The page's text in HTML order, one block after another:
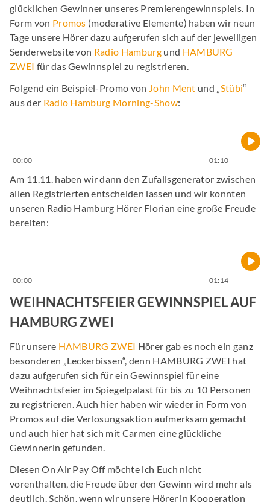
glücklichen Gewinner unseres Premierengewinnspiels. In
Form von Promos (moderative Elemente) haben wir neun
Tage unsere Hörer dazu aufgerufen sich auf der jeweiligen
Senderwebsite von Radio Hamburgund HAMBURG
ZWEI für das Gewinnspiel zu registrieren.
Folgend ein Beispiel-Promo von John Ment und „Stübi“
aus der Radio Hamburg Morning-Show:
00:00 01:10
Am 11.11. haben wir dann den Zufallsgenerator zwischen
allen Registrierten entscheiden lassen und wir konnten
unseren Radio Hamburg Hörer Florian eine große Freude
bereiten:
00:00 01:14
WEIHNACHTSFEIER GEWINNSPIEL AUF
HAMBURG ZWEI
Für unsere HAMBURG ZWEI Hörer gab es noch ein ganz
besonderen „Leckerbissen“, denn HAMBURG ZWEI hat
dazu aufgerufen sich für ein Gewinnspiel für eine
Weihnachtsfeier im Spiegelpalast für bis zu 10 Personen
zu registrieren. Auch hier haben wir wieder in Form von
Promos auf die Verlosungsaktion aufmerksam gemacht
und auch hier hat sich mit Carmen eine glückliche
Gewinnerin gefunden.
Diesen On Air Pay Off möchte ich Euch nicht
vorenthalten, die Freude über den Gewinn wird mehr als
deutlich. Schön, wenn wir unsere Hörer in Kooperation